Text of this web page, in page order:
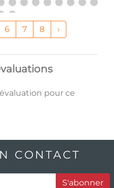
6 7 8 ›
pour ce
CONTACT
S'abonner